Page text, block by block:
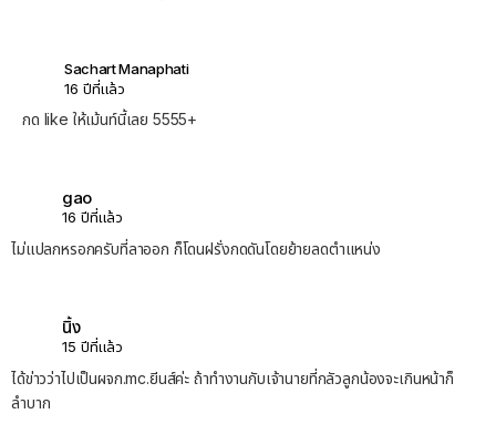
Sachart Manaphati
16 ปีที่แล้ว
กด like ให้เม้นท์นี้เลย 5555+
gao
16 ปีที่แล้ว
ไม่แปลกหรอกครับที่ลาออก ก็โดนฝรั่งกดดันโดยย้ายลดตำแหน่ง
นิ้ง
15 ปีที่แล้ว
ได้ข่าวว่าไปเป็นผจก.mc.ยีนส์ค่ะ ถ้าทำงานกับเจ้านายที่กลัวลูกน้องจะเกินหน้าก็
ลำบาก